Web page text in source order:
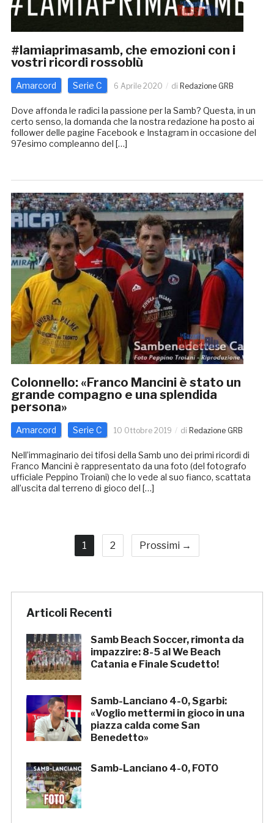
#lamiaprimasamb, che emozioni con i
vostri ricordi rossoblù
Amarcord Serie C 6 Aprile 2020 di Redazione GRB
Dove affonda le radici la passione per la Samb? Questa, in un
certo senso, la domanda che la nostra redazione ha posto ai
follower delle pagine Facebook e Instagram in occasione del
97esimo compleanno del […]
Colonnello: «Franco Mancini è stato un
grande compagno e una splendida
persona»
Amarcord Serie C 10 Ottobre 2019 di Redazione GRB
Nell’immaginario dei tifosi della Samb uno dei primi ricordi di
Franco Mancini è rappresentato da una foto (del fotografo
ufficiale Peppino Troiani) che lo vede al suo fianco, scattata
all’uscita dal terreno di gioco del […]
1 2 Prossimi →
Articoli Recenti
Samb Beach Soccer, rimonta da
impazzire: 8-5 al We Beach
Catania e Finale Scudetto!
Samb-Lanciano 4-0, Sgarbi:
«Voglio mettermi in gioco in una
piazza calda come San
Benedetto»
Samb-Lanciano 4-0, FOTO